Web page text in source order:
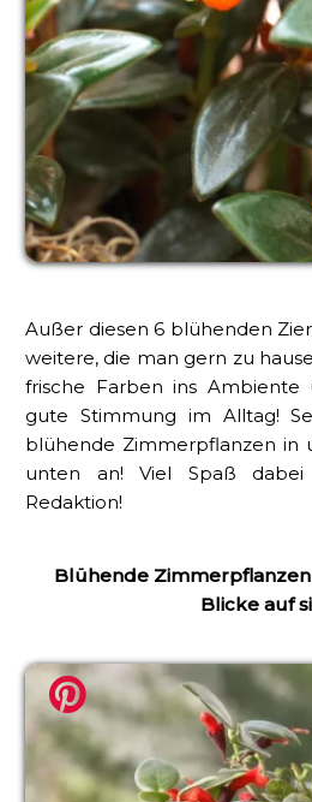
Außer diesen 6 blühenden
weitere, die man gern zu
frische Farben ins Ambiente
gute Stimmung im Alltag!
blühende Zimmerpflanzen in
unten an! Viel Spaß
Redaktion!
Blühende
Blicke auf